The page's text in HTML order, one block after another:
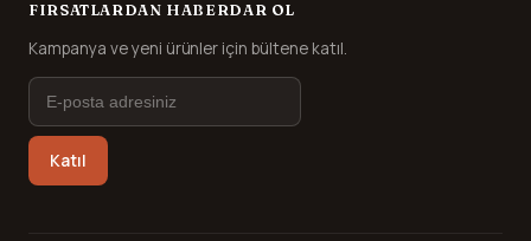
FIRSATLARDAN HABERDAR OL
Kampanya ve yeni ürünler için bültene katıl.
Katıl